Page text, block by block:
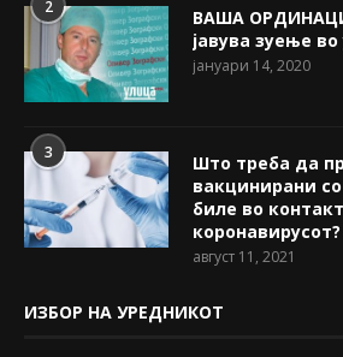
2
ВАША
јавува зуење
јануари 14, 2020
3
Што треба да
вакцинирани
биле во
коронавирусот?
август 11, 2021
ИЗБОР НА УРЕДНИКОТ